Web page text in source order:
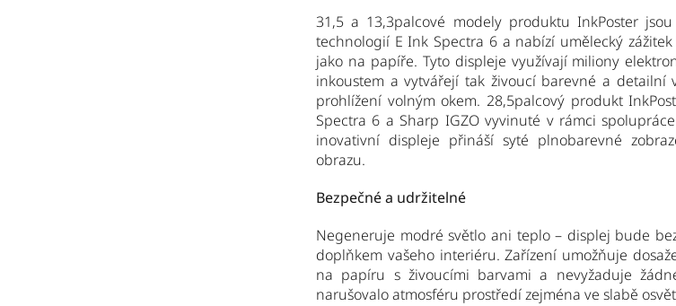
31,5 a 13,3palcové modely produktu InkPoster
technologií E Ink Spectra 6 a nabízí umělecký
jako na papíře. Tyto displeje využívají miliony
inkoustem a vytvářejí tak živoucí barevné a detailní
prohlížení volným okem. 28,5palcový produkt
Spectra 6 a Sharp IGZO vyvinuté v rámci
inovativní displeje přináší syté plnobarevné
obrazu.
Bezpečné a udržitelné
Negeneruje modré světlo ani teplo – displej bude
doplňkem vašeho interiéru. Zařízení umožňuje
na papíru s živoucími barvami a nevyžaduje
narušovalo atmosféru prostředí zejména ve slabě